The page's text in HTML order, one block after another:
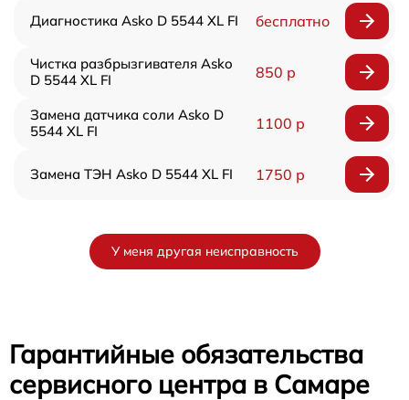
Диагностика Asko D 5544 XL FI бесплатно
Чистка разбрызгивателя Asko
D 5544 XL FI
850 р
Замена датчика соли Asko D
5544 XL FI
1100 р
Замена ТЭН Asko D 5544 XL FI 1750 р
У меня другая неисправность
Гарантийные обязательства
сервисного центра в Самаре